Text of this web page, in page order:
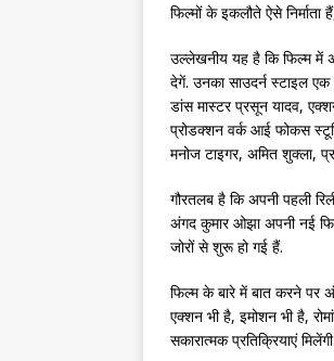
फिल्मों के इकलौते ऐसे निर्माता
उल्लेखनीय यह है कि फिल्म
देगें. उनका साउदर्न स्टाइल
डांस मास्टर प्रसून यादव,
प्रोडक्शन वर्क आई फोकस
मनोज टाइगर, अमित शुक्ला,
गौरतलब है कि अपनी पहली
अंगद कुमार ओझा अपनी नई
जोरों से शुरू हो गई हैं.
फिल्म के बारे में बात करने पर
एक्शन भी है, इमोशन भी है,
सकारात्मक प्रतिक्रियाएं